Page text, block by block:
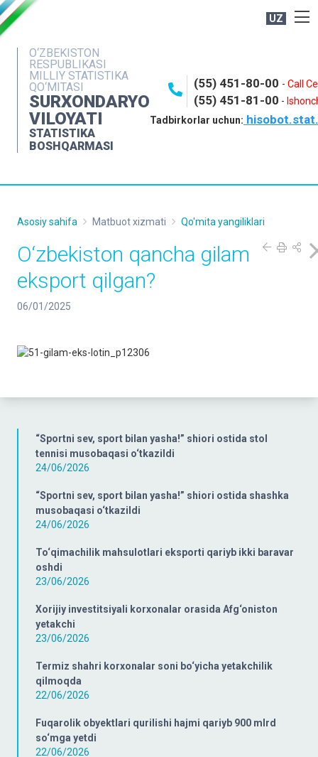
UZ
O‘ZBEKISTON
RESPUBLIKASI
MILLIY STATISTIKA
QO‘MITASI
SURXONDARYO
VILOYATI
STATISTIKA
BOSHQARMASI
(55) 451-80-00 -Call
(55) 451-81-00 -
Tadbirkorlar uchun:
OCHIQ MA'LUMOTLAR
NASHRLAR
INTERAKTIV XIZMATLAR
MATBUOT XIZMATI
“Sportni sev, sport bilan yasha!” shiori ostida stol
tennisi musobaqasi o‘tkazildi
24/06/2026
“Sportni sev, sport bilan yasha!” shiori ostida shashka
musobaqasi o‘tkazildi
24/06/2026
To‘qimachilik mahsulotlari eksporti qariyb ikki baravar
oshdi
23/06/2026
Xorijiy investitsiyali korxonalar orasida Afg‘oniston
yetakchi
23/06/2026
Termiz shahri korxonalar soni bo‘yicha yetakchilik
qilmoqda
22/06/2026
Fuqarolik obyektlari qurilishi hajmi qariyb 900 mlrd
so‘mga yetdi
22/06/2026
Asosiy sahifa Matbuot xizmati Qo'mita yangiliklari
O‘zbekiston qancha gilam
eksport qilgan?
06/01/2025